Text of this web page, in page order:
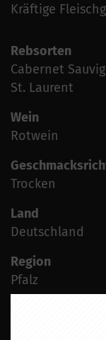
Kräftige
Rebsorten
Cabernet
St. Laurent
Wein
Rotwein
Trocken
Land
Deutschland
Region
Pfalz